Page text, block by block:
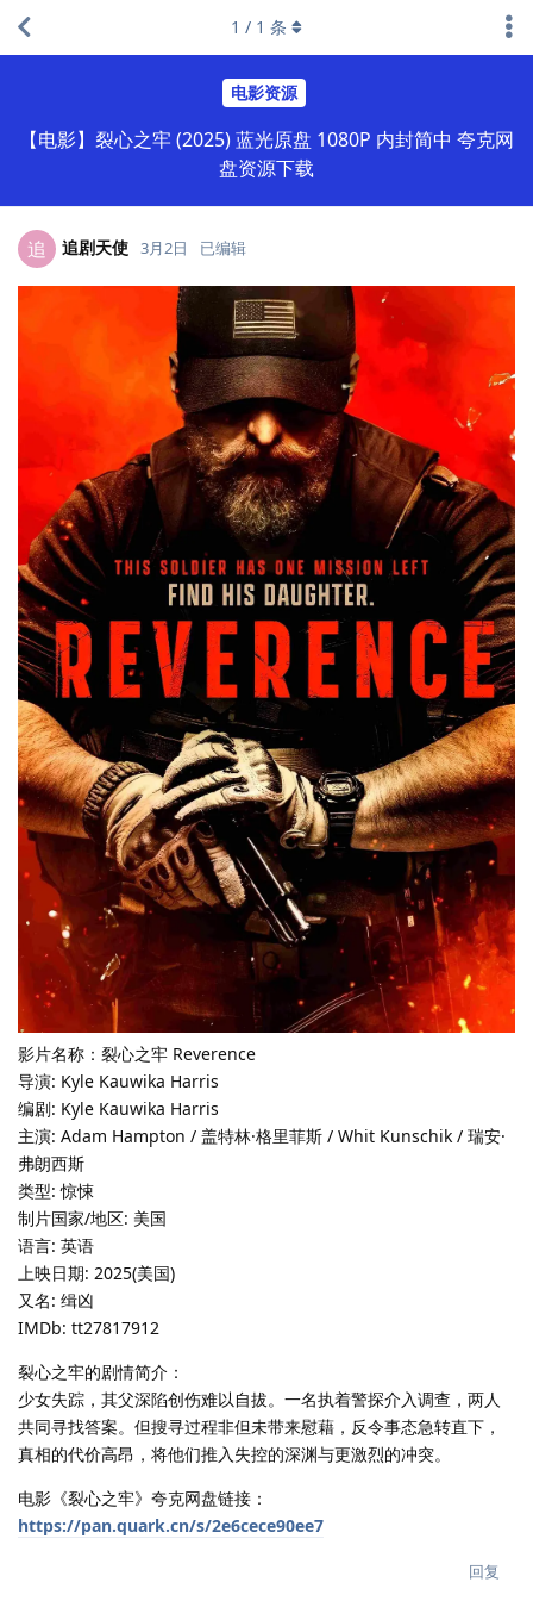
电影资源
【电影】裂心之牢 (2025) 蓝光原盘 1080P 内封简中 夸克网
盘资源下载
1 / 1 条
追 追剧天使 3月2日 已编辑
影片名称：裂心之牢 Reverence
导演: Kyle Kauwika Harris
编剧: Kyle Kauwika Harris
主演: Adam Hampton / 盖特林·格里菲斯 / Whit Kunschik / 瑞安·
弗朗西斯
类型: 惊悚
制片国家/地区: 美国
语言: 英语
上映日期: 2025(美国)
又名: 缉凶
IMDb: tt27817912
裂心之牢的剧情简介：
少女失踪，其父深陷创伤难以自拔。一名执着警探介入调查，两人
共同寻找答案。但搜寻过程非但未带来慰藉，反令事态急转直下，
真相的代价高昂，将他们推入失控的深渊与更激烈的冲突。
电影《裂心之牢》夸克网盘链接：
https://pan.quark.cn/s/2e6cece90ee7
回复